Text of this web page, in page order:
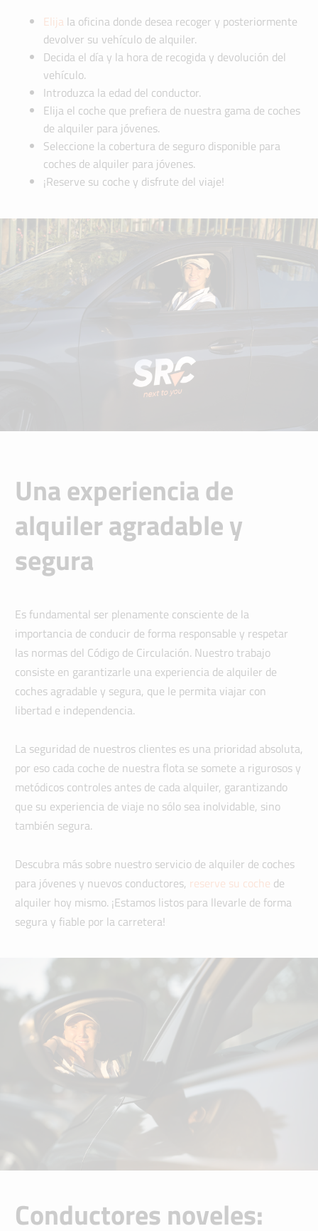
Elija la oficina donde desea recoger y posteriormente
devolver su vehículo de alquiler.
Decida el día y la hora de recogida y devolución del
vehículo.
Introduzca la edad del conductor.
Elija el coche que prefiera de nuestra gama de coches
de alquiler para jóvenes.
Seleccione la cobertura de seguro disponible para
coches de alquiler para jóvenes.
¡Reserve su coche y disfrute del viaje!
Una experiencia de
alquiler agradable y
segura
Es fundamental ser plenamente consciente de la
importancia de conducir de forma responsable y respetar
las normas del Código de Circulación. Nuestro trabajo
consiste en garantizarle una experiencia de alquiler de
coches agradable y segura, que le permita viajar con
libertad e independencia.
La seguridad de nuestros clientes es una prioridad absoluta,
por eso cada coche de nuestra flota se somete a rigurosos y
metódicos controles antes de cada alquiler, garantizando
que su experiencia de viaje no sólo sea inolvidable, sino
también segura.
Descubra más sobre nuestro servicio de alquiler de coches
para jóvenes y nuevos conductores, reserve su coche de
alquiler hoy mismo. ¡Estamos listos para llevarle de forma
segura y fiable por la carretera!
Conductores noveles: